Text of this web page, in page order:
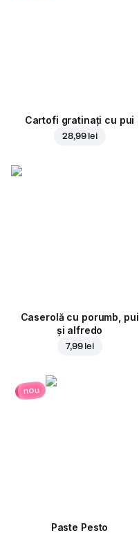
Cartofi gratinați cu pui
28,99 lei
Caserolă cu porumb, pui
și alfredo
7,99 lei
nou
Paste Pesto